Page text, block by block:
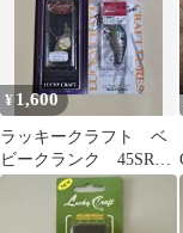
¥ 1,600
ラッキークラフト ベ
ビークランク 45SR
2個セット